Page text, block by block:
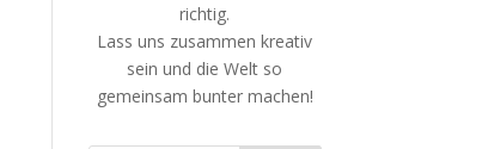
richtig.
Lass uns zusammen kreativ
sein und die Welt so
gemeinsam bunter machen!